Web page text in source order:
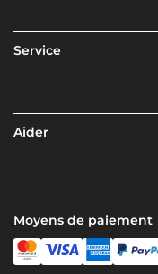
Service
Aider
Moyens de paiement